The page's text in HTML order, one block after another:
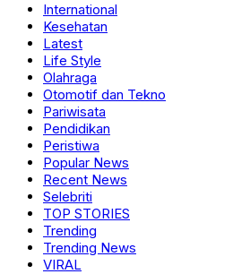
International
Kesehatan
Latest
Life Style
Olahraga
Otomotif dan Tekno
Pariwisata
Pendidikan
Peristiwa
Popular News
Recent News
Selebriti
TOP STORIES
Trending
Trending News
VIRAL